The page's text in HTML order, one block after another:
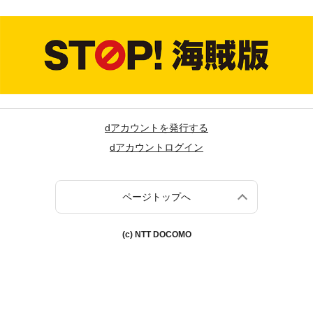
dアカウントを発行する
dアカウントログイン
ページトップへ
(c) NTT DOCOMO